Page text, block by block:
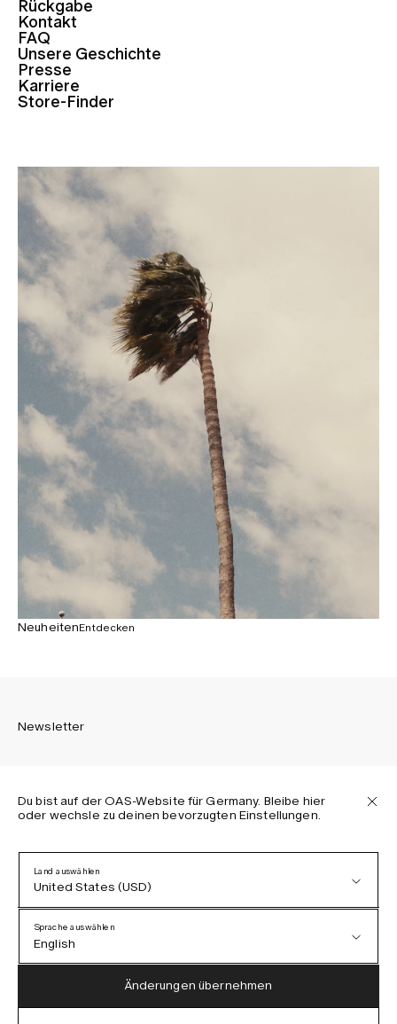
Rückgabe
Kontakt
FAQ
Unsere Geschichte
Presse
Karriere
Store-Finder
NeuheitenEntdecken
Newsletter
Melden Sie sich an, um die neuesten Informationen über
Datenschutzerklärung
AGB
Barrierefreiheit
Cookie-Richtlinie
Du bist auf der OAS-Website für Germany. Bleibe hier
oder wechsle zu deinen bevorzugten Einstellungen.
Land auswählen
United States (USD)
Austria (EUR)
Sprache auswählen
English
German
Änderungen übernehmen